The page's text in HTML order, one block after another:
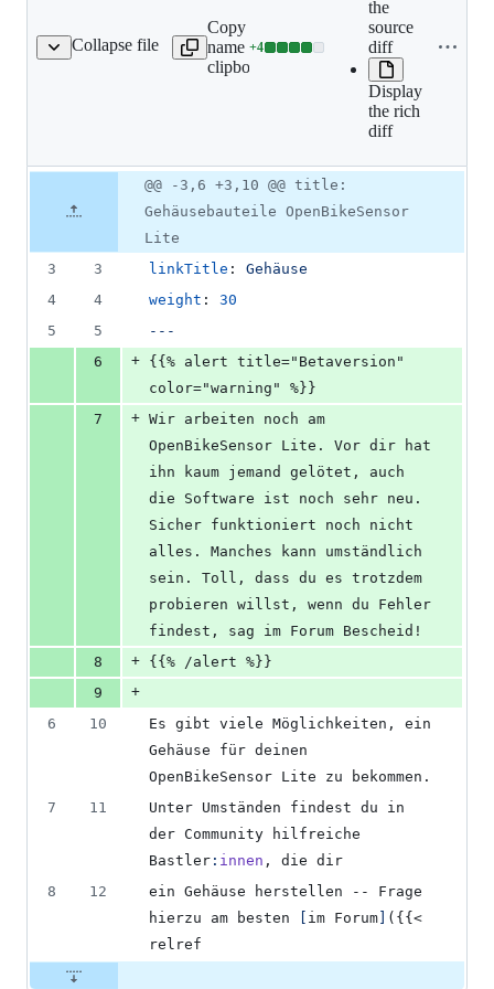
Collapse file
_index.de.md
Copy file
name to
clipboard
Expand all lines:
content/docs/lite/
+4
Lines
deletions
the
source
diff
Display
the rich
diff
file line
number
Diff line
number
Diff
line
change
@@ -3,6 +3,10 @@ title:
Gehäusebauteile OpenBikeSensor
Lite
3
3 linkTitle : Gehäuse
4
4 weight : 30
5
5
---
6
+ {{% alert title="Betaversion"
color="warning" %}}
7
+ Wir arbeiten noch am
OpenBikeSensor Lite. Vor dir hat
ihn kaum jemand gelötet, auch
die Software ist noch sehr neu.
Sicher funktioniert noch nicht
alles. Manches kann umständlich
sein. Toll, dass du es trotzdem
probieren willst, wenn du Fehler
findest, sag im Forum Bescheid!
8
+ {{% /alert %}}
9
+
6
10
Es gibt viele Möglichkeiten, ein
Gehäuse für deinen
OpenBikeSensor Lite zu bekommen.
7
11
Unter Umständen findest du in
der Community hilfreiche
Bastler : innen , die dir
8
12
ein Gehäuse herstellen -- Frage
hierzu am besten
im Forum
({{<
relref